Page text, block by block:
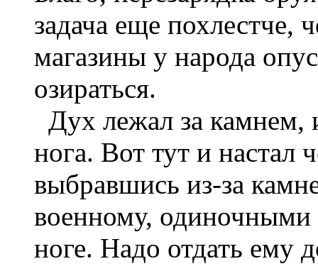
задача еще похлестче,
магазины у народа
озираться.
Дух лежал за камнем,
нога. Вот тут и настал
выбравшись из-за
военному, одиночными
ноге. Надо отдать ему